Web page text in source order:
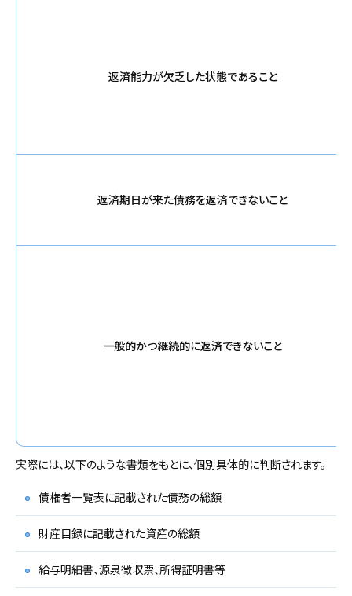
返済能力が欠乏した状態であること
返済期日が来た債務を返済できないこと
一般的かつ継続的に返済できないこと
実際には、以下のような書類をもとに、個別具体的に判断されます。
債権者一覧表に記載された債務の総額
財産目録に記載された資産の総額
給与明細書、源泉徴収票、所得証明書等